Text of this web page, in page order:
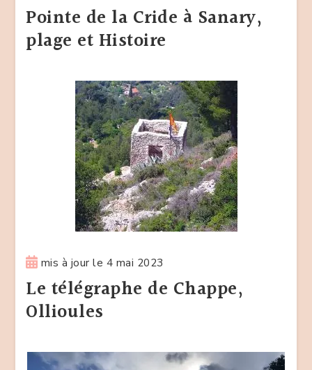
Pointe de la Cride à Sanary,
plage et Histoire
mis à jour le 4 mai 2023
Le télégraphe de Chappe,
Ollioules